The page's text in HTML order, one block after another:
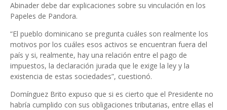
Abinader debe dar explicaciones sobre su vinculación en los
Papeles de Pandora.
“El pueblo dominicano se pregunta cuáles son realmente los
motivos por los cuáles esos activos se encuentran fuera del
país y si, realmente, hay una relación entre el pago de
impuestos, la declaración jurada que le exige la ley y la
existencia de estas sociedades”, cuestionó.
Domínguez Brito expuso que si es cierto que el Presidente no
habría cumplido con sus obligaciones tributarias, entre ellas el